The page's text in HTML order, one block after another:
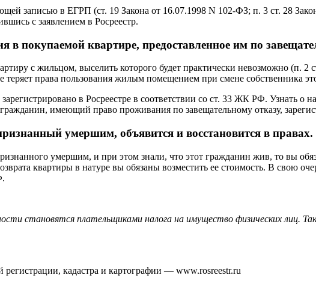
записью в ЕГРП (ст. 19 Закона от 16.07.1998 N 102-ФЗ; п. 3 ст. 28
с заявлением в Росреестр.
покупаемой квартире, предоставленное им по
с жильцом, выселить которого будет практически невозможно
права пользования жилым помещением при смене собственника
в Росреестре в соответствии со ст. 33 ЖК РФ. Узнать о
имеющий право проживания по завещательному отказу,
умершим, объявится и восстановится в правах.
умершим, и при этом знали, что этот гражданин жив, то вы
квартиры в натуре вы обязаны возместить ее стоимость. В свою
становятся плательщиками налога на имущество физических лиц.
кадастра и картографии — www.rosreestr.ru